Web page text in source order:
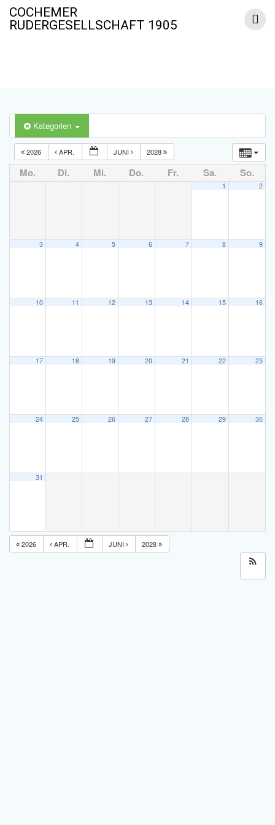
Inhalt
springen
COCHEMER
RUDERGESELLSCHAFT 1905
Kategorien
2026 APR. JUNI 2028
Mo. Di. Mi. Do. Fr. Sa. So.
1 2
3 4 5 6 7 8 9
10 11 12 13 14 15 16
17 18 19 20 21 22 23
24 25 26 27 28 29 30
31
2026 APR. JUNI 2028